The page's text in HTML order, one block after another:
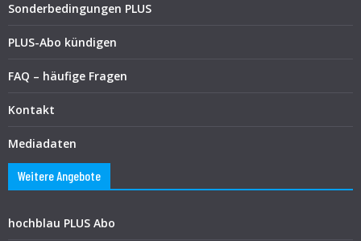
Sonderbedingungen PLUS
PLUS-Abo kündigen
FAQ – häufige Fragen
Kontakt
Mediadaten
Weitere Angebote
hochblau PLUS Abo